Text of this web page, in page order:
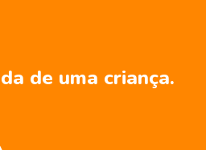
de uma criança.